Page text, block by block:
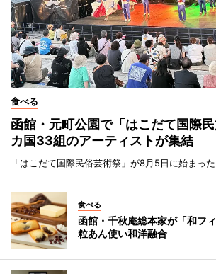
食べる
函館・元町公園で「はこだて国際
カ国33組のアーティストが集結
「はこだて国際民俗芸術祭」が8月5日に始まった
食べる
函館・千秋庵総本家が「和フ
粒あん使い和洋融合